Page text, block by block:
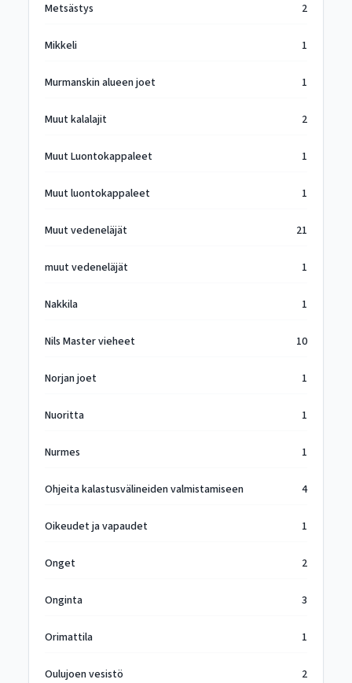
Metsästys 2
Mikkeli 1
Murmanskin alueen joet 1
Muut kalalajit 2
Muut Luontokappaleet 1
Muut luontokappaleet 1
Muut vedeneläjät 21
muut vedeneläjät 1
Nakkila 1
Nils Master vieheet 10
Norjan joet 1
Nuoritta 1
Nurmes 1
Ohjeita kalastusvälineiden valmistamiseen 4
Oikeudet ja vapaudet 1
Onget 2
Onginta 3
Orimattila 1
Oulujoen vesistö 2